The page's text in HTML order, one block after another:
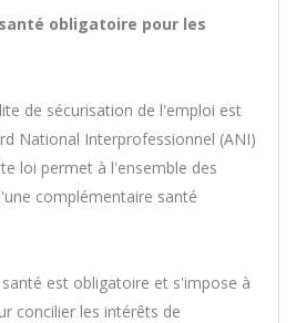
obligatoire pour les
de sécurisation de l'emploi est
National Interprofessionnel (ANI)
loi permet à l'ensemble des
complémentaire santé
est obligatoire et s'impose à
concilier les intérêts de